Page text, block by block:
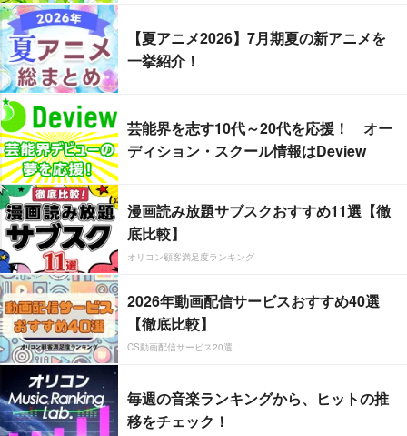
【夏アニメ2026】7月期夏の新アニメを
一挙紹介！
芸能界を志す10代～20代を応援！ オー
ディション・スクール情報はDeview
漫画読み放題サブスクおすすめ11選【徹
底比較】
オリコン顧客満足度ランキング
2026年動画配信サービスおすすめ40選
【徹底比較】
CS動画配信サービス20選
毎週の音楽ランキングから、ヒットの推
移をチェック！